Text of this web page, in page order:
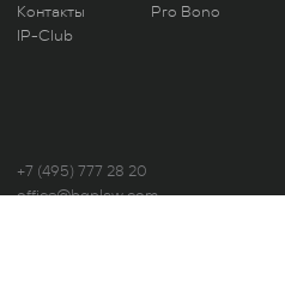
Контакты
Pro Bono
IP-Club
+7 (495) 777 28 20
office@bgplaw.com